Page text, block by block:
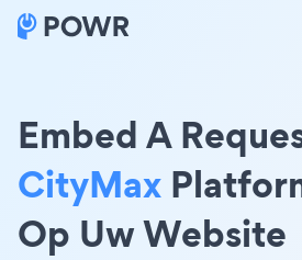
Embed A
CityMax
Op Uw Website